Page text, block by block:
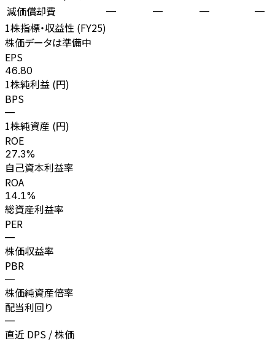
減価償却費
— — — —
1株指標・収益性 (FY25)
株価データは準備中
EPS
46.80
1株純利益 (円)
BPS
—
1株純資産 (円)
ROE
27.3%
自己資本利益率
ROA
14.1%
総資産利益率
PER
—
株価収益率
PBR
—
株価純資産倍率
配当利回り
—
直近 DPS / 株価